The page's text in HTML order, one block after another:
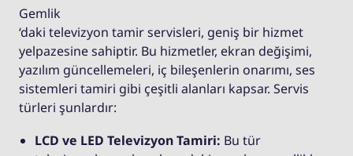
Gemlik
‘daki televizyon tamir servisleri, geniş bir hizmet
yelpazesine sahiptir. Bu hizmetler, ekran değişimi,
yazılım güncellemeleri, iç bileşenlerin onarımı, ses
sistemleri tamiri gibi çeşitli alanları kapsar. Servis
türleri şunlardır:
LCD ve LED Televizyon Tamiri: Bu tür